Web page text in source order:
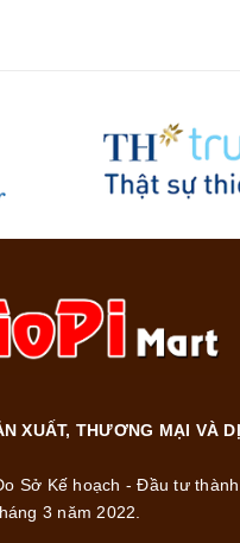
XUẤT, THƯƠNG MẠI VÀ
Sở Kế hoạch - Đầu tư
3 năm 2022.